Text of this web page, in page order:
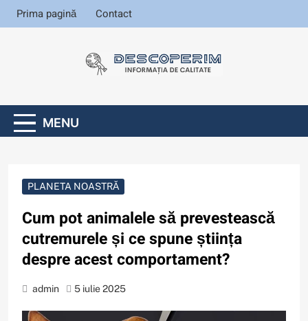
Skip
to
Prima pagină Contact
Descoperim.ro
MENU
PLANETA NOASTRĂ
Cum pot animalele să prevestească
cutremurele și ce spune știința
despre acest comportament?
admin 5 iulie 2025